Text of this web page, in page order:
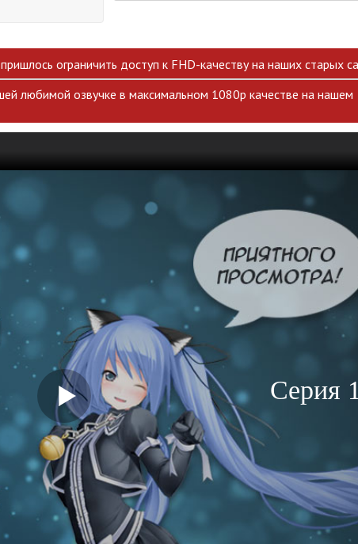
ограничить доступ к FHD-качеству на наших старых
любимой озвучке в максимальном 1080p качестве на нашем
Серия